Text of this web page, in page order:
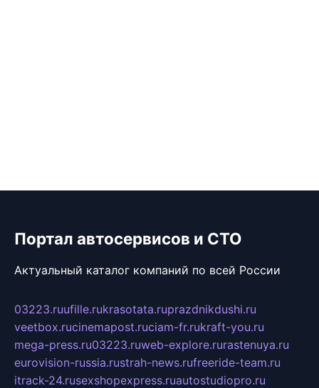
Портал автосервисов и СТО
Актуальный каталог компаний по всей России
03223.ruufille.rukrasotata.ruprazdnikdushi.ru
veetbox.rucinemapost.ruciam-fr.rukraft-you.ru
mega-press.ru03223.ruweb-explore.rurastenuya.ru
eurovision-russia.rustrah-news.rufreeride-team.ru
itrack-24.rusexshopexpress.ruautostudiopro.ru